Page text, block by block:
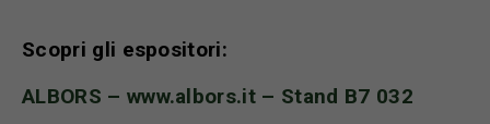
Scopri gli espositori:
ALBORS – www.albors.it – Stand B7 032